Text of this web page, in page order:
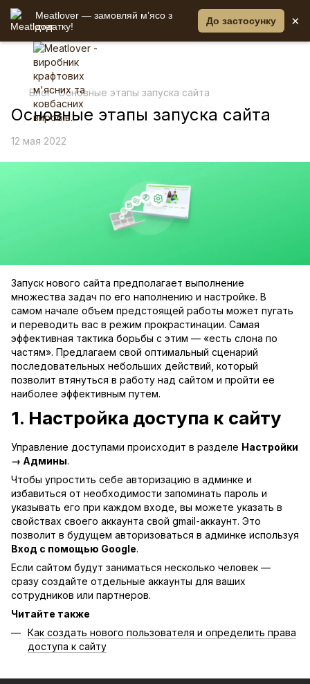
Meatlover — замовляй мʼясо з
додатку!
До застосунку ×
Блог Основные этапы запуска сайта
Основные этапы запуска сайта
12 мая 2022
Запуск нового сайта предполагает выполнение
множества задач по его наполнению и настройке. В
самом начале объем предстоящей работы может пугать
и переводить вас в режим прокрастинации. Самая
эффективная тактика борьбы с этим — «есть слона по
частям». Предлагаем свой оптимальный сценарий
последовательных небольших действий, который
позволит втянуться в работу над сайтом и пройти ее
наиболее эффективным путем.
1. Настройка доступа к сайту
Управление доступами происходит в разделе Настройки
→ Админы.
Чтобы упростить себе авторизацию в админке и
избавиться от необходимости запоминать пароль и
указывать его при каждом входе, вы можете указать в
свойствах своего аккаунта свой gmail-аккаунт. Это
позволит в будущем авторизоваться в админке используя
Вход с помощью Google.
Если сайтом будут заниматься несколько человек —
сразу создайте отдельные аккаунты для ваших
сотрудников или партнеров.
Читайте также
Как создать нового пользователя и определить права
доступа к сайту